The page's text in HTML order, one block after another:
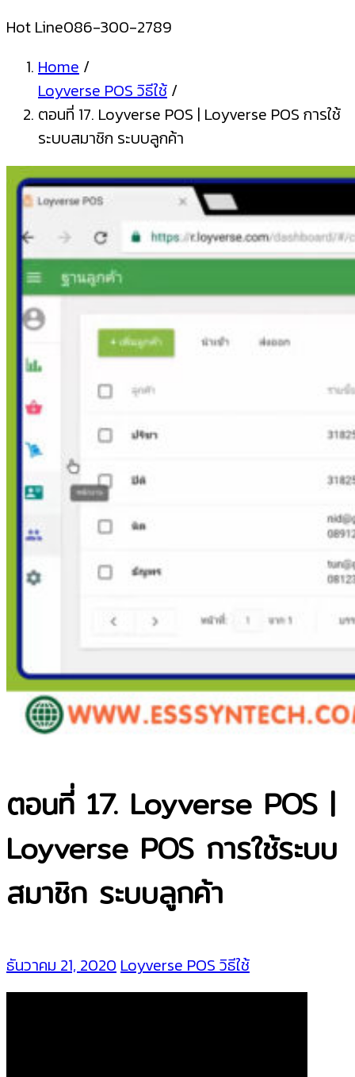
Hot Line086-300-2789
Home /
Loyverse POS วิธีใช้ /
ตอนที่ 17. Loyverse POS | Loyverse POS การใช้
ระบบสมาชิก ระบบลูกค้า
ตอนที่ 17. Loyverse POS |
Loyverse POS การใช้ระบบ
สมาชิก ระบบลูกค้า
ธันวาคม 21, 2020 Loyverse POS วิธีใช้